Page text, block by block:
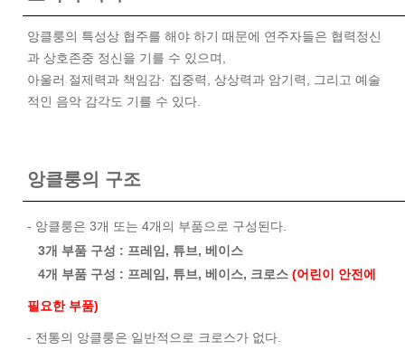
앙클룽의 특성상 협주를 해야 하기 때문에 연주자들은 협력정신
과 상호존중 정신을 기를 수 있으며,
아울러 절제력과 책임감· 집중력, 상상력과 암기력, 그리고 예술
적인 음악 감각도 기를 수 있다.
앙클룽의 구조
- 앙클룽은 3개 또는 4개의 부품으로 구성된다.
3개 부품 구성 : 프레임, 튜브, 베이스
4개 부품 구성 : 프레임, 튜브, 베이스, 크로스 (어린이 안전에
필요한 부품)
- 전통의 앙클룽은 일반적으로 크로스가 없다.